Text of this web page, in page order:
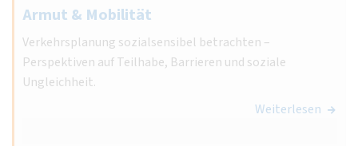
Armut & Mobilität
Verkehrsplanung sozialsensibel betrachten –
Perspektiven auf Teilhabe, Barrieren und soziale
Ungleichheit.
Weiterlesen